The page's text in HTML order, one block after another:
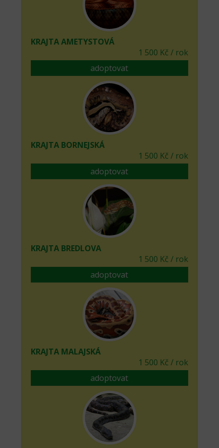
KRAJTA AMETYSTOVÁ
1 500 Kč / rok
adoptovat
KRAJTA BORNEJSKÁ
1 500 Kč / rok
adoptovat
KRAJTA BREDLOVA
1 500 Kč / rok
adoptovat
KRAJTA MALAJSKÁ
1 500 Kč / rok
adoptovat